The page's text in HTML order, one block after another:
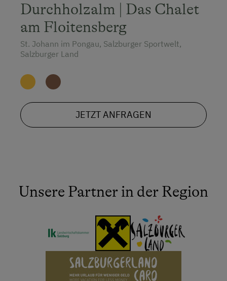
Durchholzalm | Das Chalet
am Floitensberg
St. Johann im Pongau, Salzburger Sportwelt,
Salzburger Land
JETZT ANFRAGEN
Unsere Partner in der Region